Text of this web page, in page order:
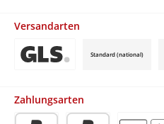
Versandarten
Standard (national)
Zahlungsarten